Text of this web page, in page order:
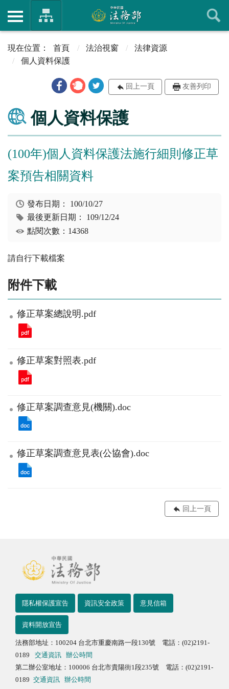
首頁 法治視窗
法律資源
個人資料保護
回上一頁 友善列印
個人資料保護
(100年)個人資料保護法施行細則修正草
案預告相關資料
發布日期： 100/10/27
最後更新日期： 109/12/24
點閱次數：14368
請自行下載檔案
附件下載
修正草案總說明.pdf
修正草案對照表.pdf
修正草案調查意見(機關).doc
修正草案調查意見表(公協會).doc
回上一頁
隱私權保護宣告 資訊安全政策 意見信箱
資料開放宣告
法務部地址：100204 台北市重慶南路一段130號 電話：(02)2191-
0189
交通資訊
辦公時間
第二辦公室地址：100006 台北市貴陽街1段235號 電話：(02)2191-
0189 交通資訊 辦公時間